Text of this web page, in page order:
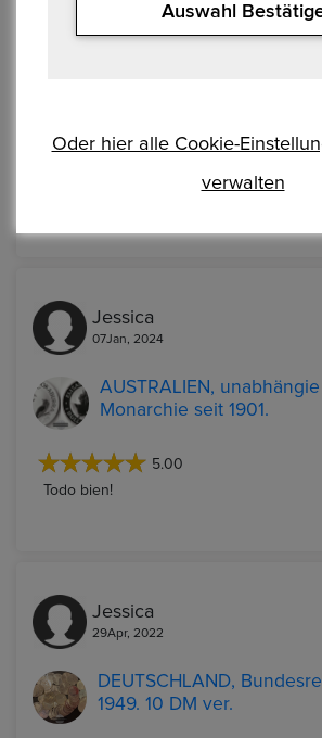
Jessica
07Jan, 2024
AUSTRALIEN,
Monarchie seit 1901.
5.00
Todo bien!
Jessica
29Apr, 2022
DEUTSCHLAND,
1949. 10 DM ver.
Auswahl
Oder hier alle Cookie-
verwalten